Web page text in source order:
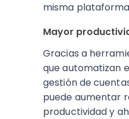
misma
Mayor
Gracias a
que automatizan
gestión de
puede aumentar
productividad y